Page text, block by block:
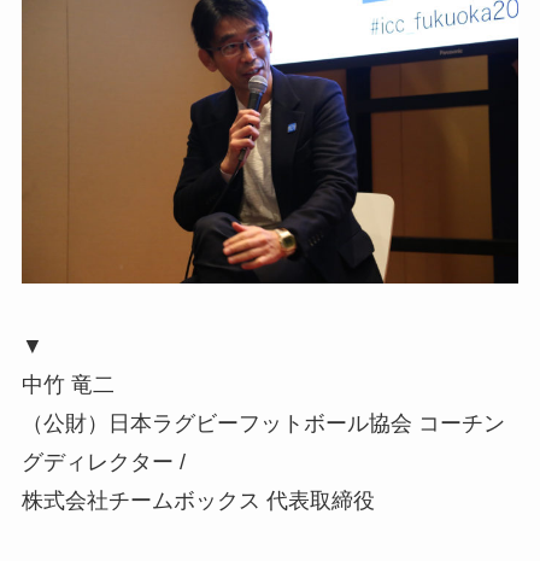
▼
中竹 竜二
（公財）日本ラグビーフットボール協会 コーチン
グディレクター /
株式会社チームボックス 代表取締役